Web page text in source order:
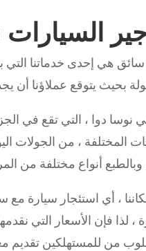
بحيث يتوقع عملاؤنا أن
نوسا دوا ، التي تقع في
المختلفة ، من الجولات
، وبالطبع أنواع مختلفة من
، أي استئجار سيارة
لذا فإن الأسعار التي
من للمستهلكين تقديم